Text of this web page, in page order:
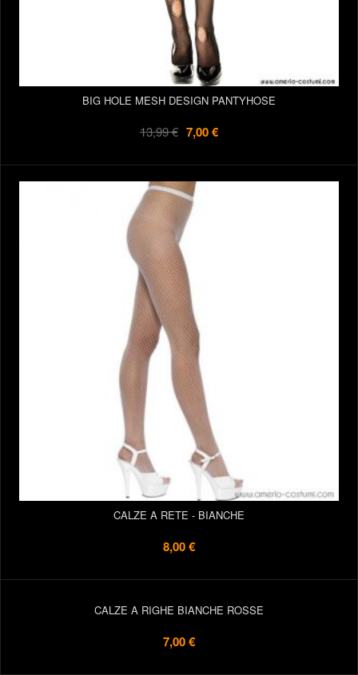
BIG HOLE MESH DESIGN PANTYHOSE
13,99 € 7,00 €
CALZE A RETE - BIANCHE
8,00 €
CALZE A RIGHE BIANCHE ROSSE
7,00 €